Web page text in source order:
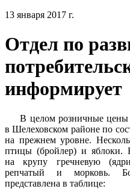
13 января 2017 г.
Отдел по
информирует
В целом розничные цены
в Шелеховском районе по
на прежнем уровне.
птицы (бройлер) и яблоки.
на крупу гречневую
репчатый и морковь.
представлена в таблице: